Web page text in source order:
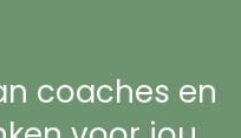
coaches en